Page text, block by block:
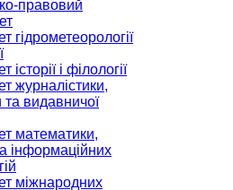
правовий
гідрометеорології
історії і філології
журналістики,
видавничої
математики,
інформаційних
міжнародних